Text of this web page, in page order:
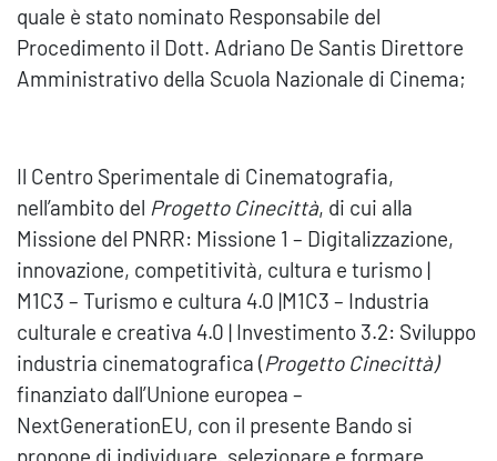
quale è stato nominato Responsabile del
Procedimento il Dott. Adriano De Santis Direttore
Amministrativo della Scuola Nazionale di Cinema;
Il Centro Sperimentale di Cinematografia,
nell’ambito del Progetto Cinecittà, di cui alla
Missione del PNRR: Missione 1 – Digitalizzazione,
innovazione, competitività, cultura e turismo |
M1C3 – Turismo e cultura 4.0 |M1C3 – Industria
culturale e creativa 4.0 | Investimento 3.2: Sviluppo
industria cinematografica (Progetto Cinecittà)
finanziato dall’Unione europea –
NextGenerationEU, con il presente Bando si